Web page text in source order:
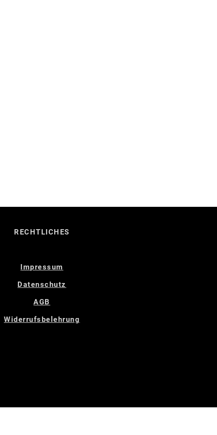
RECHTLICHES
Impressum
Datenschutz
AGB
Widerrufsbelehrung